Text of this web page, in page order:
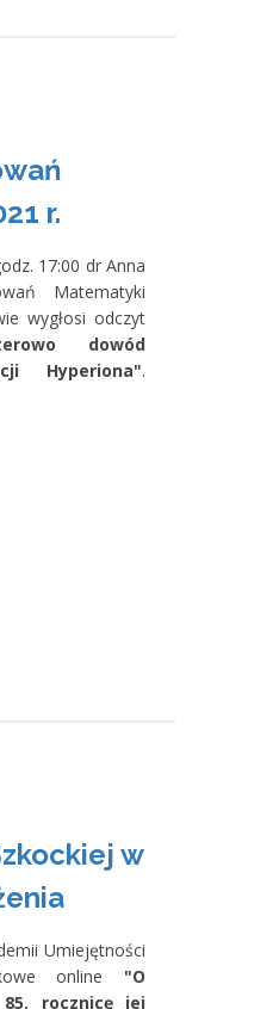
r.
17:00 dr Anna
Matematyki
wygłosi odczyt
dowód
Hyperiona".
w
Umiejętności
online "O
rocznicę jej